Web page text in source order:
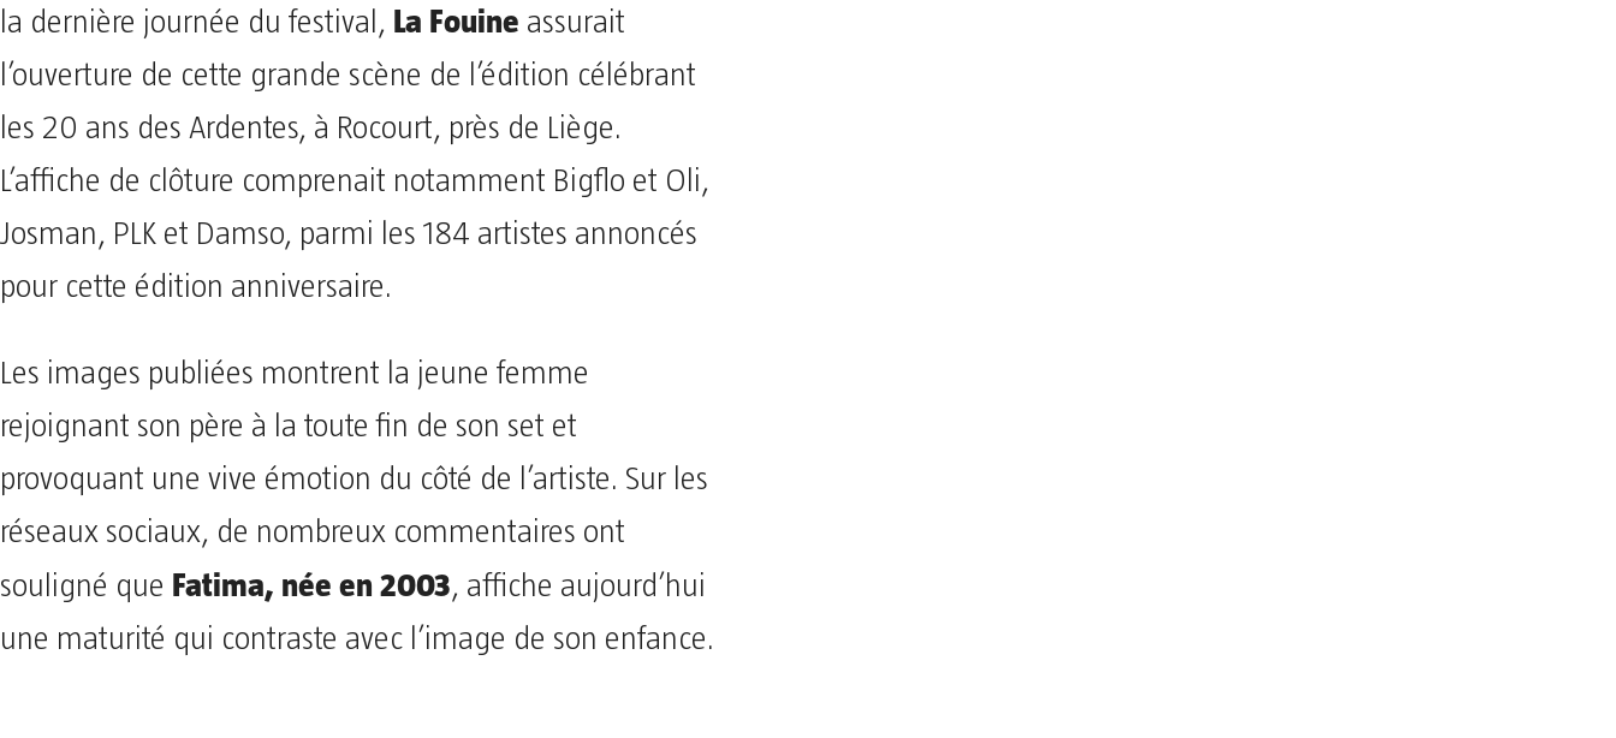
la dernière journée du festival, La Fouine assurait
l’ouverture de cette grande scène de l’édition célébrant
les 20 ans des Ardentes, à Rocourt, près de Liège.
L’affiche de clôture comprenait notamment Bigflo et Oli,
Josman, PLK et Damso, parmi les 184 artistes annoncés
pour cette édition anniversaire.
Les images publiées montrent la jeune femme
rejoignant son père à la toute fin de son set et
provoquant une vive émotion du côté de l’artiste. Sur les
réseaux sociaux, de nombreux commentaires ont
souligné que Fatima, née en 2003, affiche aujourd’hui
une maturité qui contraste avec l’image de son enfance.